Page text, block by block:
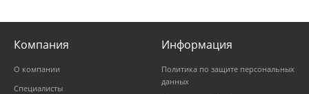
Компания
О компании
Специалисты
Информация
Политика по защите персональных
данных